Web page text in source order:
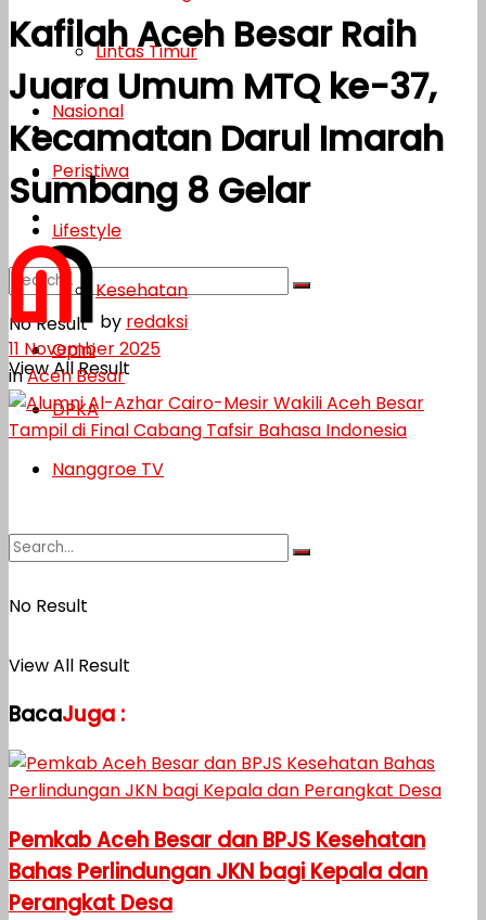
Lifestyle
Kesehatan
Opini
DPKA
Nanggroe TV
No Result
View All Result
Lintas Timur
Nasional
Peristiwa
Lifestyle
Kesehatan
Opini
DPKA
Nanggroe TV
No Result
View All Result
Kafilah Aceh Besar Raih
Juara Umum MTQ ke-37,
Kecamatan Darul Imarah
Sumbang 8 Gelar
by redaksi
11 November 2025
inAceh Besar
BacaJuga :
Pemkab Aceh Besar dan BPJS Kesehatan
Bahas Perlindungan JKN bagi Kepala dan
Perangkat Desa